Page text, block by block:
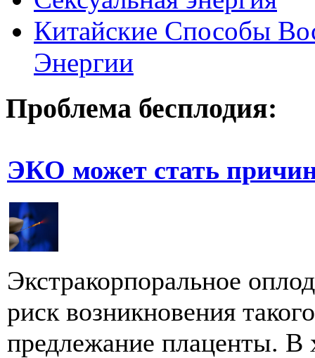
Китайские Способы
Энергии
Проблема бесплодия:
ЭКО может стать
Экстракорпоральное
риск возникновения
предлежание плаценты. В